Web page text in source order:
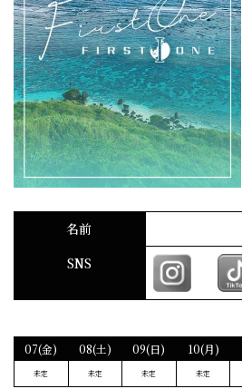
名前
SNS
07(金)
未定
08(土)
未定
09(日)
未定
10(月)
未定